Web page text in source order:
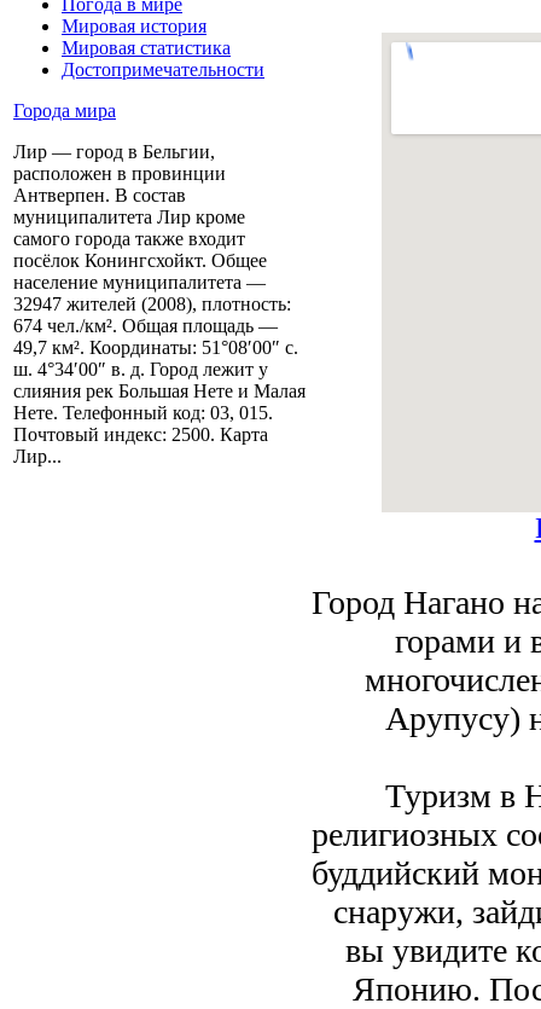
Погода в мире
Мировая история
Мировая статистика
Достопримечательности
Города мира
Лир — город в Бельгии,
расположен в провинции
Антверпен. В состав
муниципалитета Лир кроме
самого города также входит
посёлок Конингсхойкт. Общее
население муниципалитета —
32947 жителей (2008), плотность:
674 чел./км². Общая площадь —
49,7 км². Координаты: 51°08′00″ с.
ш. 4°34′00″ в. д. Город лежит у
слияния рек Большая Нете и Малая
Нете. Телефонный код: 03, 015.
Почтовый индекс: 2500. Карта
Лир...
Город Нагано
горами и
Арупусу)
Туризм в
религиозных
буддийский
снаружи,
вы увидите
Японию.